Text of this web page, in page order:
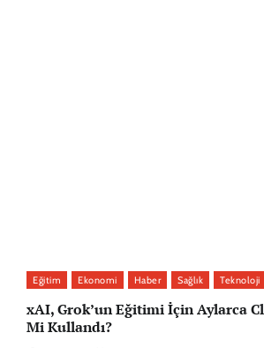
Eğitim Ekonomi Haber Sağlık Teknoloji
xAI, Grok’un Eğitimi İçin Aylarca
Mi Kullandı?